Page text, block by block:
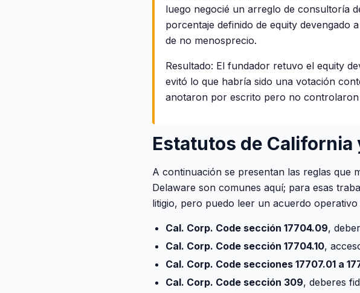
luego negocié un arreglo de consultoría
porcentaje definido de equity devengado
de no menosprecio.
Resultado: El fundador retuvo el equity
evitó lo que habría sido una votación
anotaron por escrito pero no controlaron
Estatutos de
A continuación se presentan las reglas que
Delaware son comunes aquí; para esas
litigio, pero puedo leer un acuerdo
Cal. Corp. Code sección 17704.09,
Cal. Corp. Code sección 17704.10,
Cal. Corp. Code secciones 17707.01 a
Cal. Corp. Code sección 309, deberes